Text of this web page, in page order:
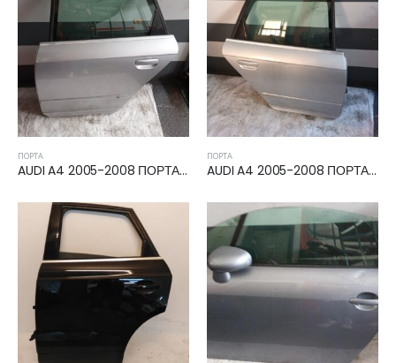
ΠΌΡΤΑ
AUDI A4 2005-2008 ΠΟΡΤΑ ΠΙΣΩ ΑΡΙΣΤΕΡΗ
ΠΌΡΤΑ
AUDI A4 2005-2008 ΠΟΡΤΑ ΠΙΣΩ ΔΕΞΙΑ